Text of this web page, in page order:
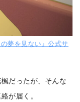
夢を見ない』公式サ
だったが、そんな
が届く。